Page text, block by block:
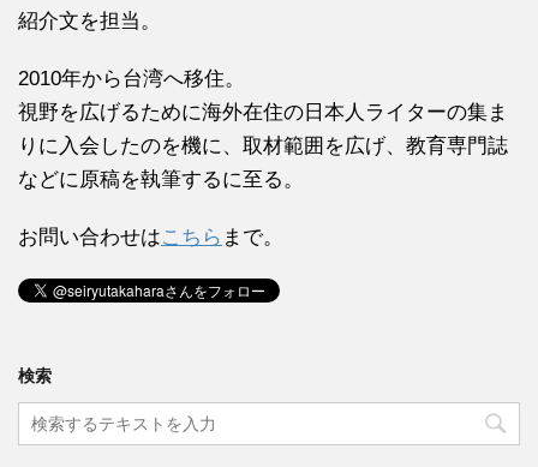
紹介文を担当。
2010年から台湾へ移住。
視野を広げるために海外在住の日本人ライターの集ま
りに入会したのを機に、取材範囲を広げ、教育専門誌
などに原稿を執筆するに至る。
お問い合わせはこちら まで。
検索